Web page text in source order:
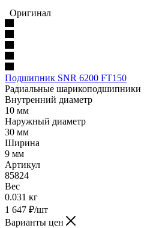
Оригинал
Подшипник SNR 6200 FT150
Радиальные шарикоподшипники
Внутренний диаметр
10 мм
Наружный диаметр
30 мм
Ширина
9 мм
Артикул
85824
Вес
0.031 кг
1 647 ₽/шт
Варианты цен